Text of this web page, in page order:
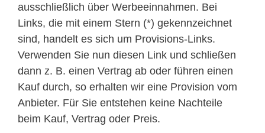
ausschließlich über Werbeeinnahmen. Bei
Links, die mit einem Stern (*) gekennzeichnet
sind, handelt es sich um Provisions-Links.
Verwenden Sie nun diesen Link und schließen
dann z. B. einen Vertrag ab oder führen einen
Kauf durch, so erhalten wir eine Provision vom
Anbieter. Für Sie entstehen keine Nachteile
beim Kauf, Vertrag oder Preis.